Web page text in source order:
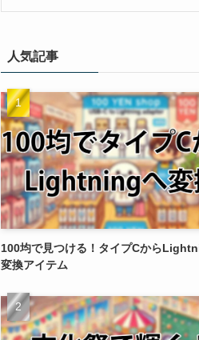
人気記事
100均で見つける！タイプCから
変換アイテム